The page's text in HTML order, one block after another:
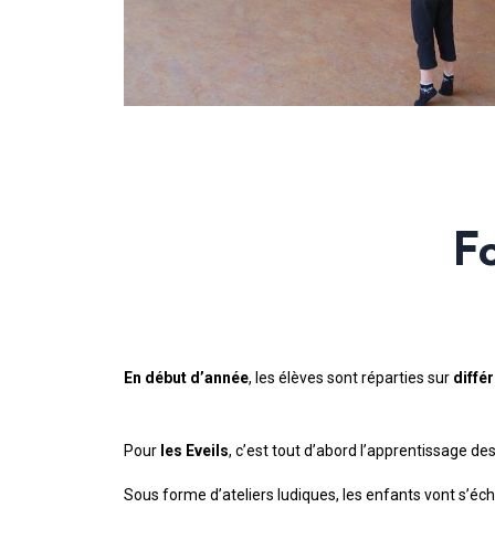
En début d’année, les élèves sont réparties sur
Pour les Eveils, c’est tout d’abord l’apprentissage
Sous forme d’ateliers ludiques, les enfants vont